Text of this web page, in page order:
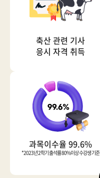
축산 관련 기사
응시 자격 취득
과목이수율 99.6%
*2023년 2학기 출석률 80%이상 수강생 기준